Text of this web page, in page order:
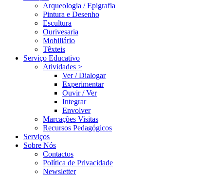
Arqueologia / Epigrafia
Pintura e Desenho
Escultura
Ourivesaria
Mobiliário
Têxteis
Serviço Educativo
Atividades >
Ver / Dialogar
Experimentar
Ouvir / Ver
Integrar
Envolver
Marcações Visitas
Recursos Pedagógicos
Serviços
Sobre Nós
Contactos
Política de Privacidade
Newsletter